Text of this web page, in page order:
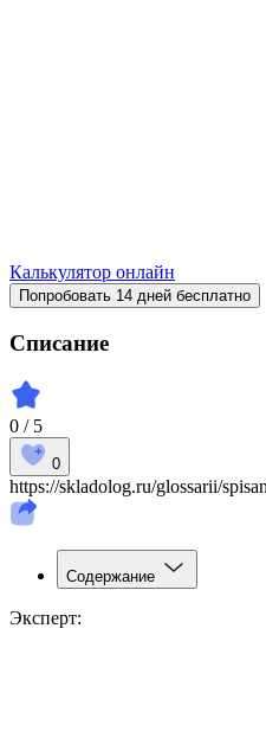
Калькулятор онлайн
Попробовать 14 дней бесплатно
Списание
0 / 5
0
https://skladolog.ru/glossarii/
Содержание
Эксперт: